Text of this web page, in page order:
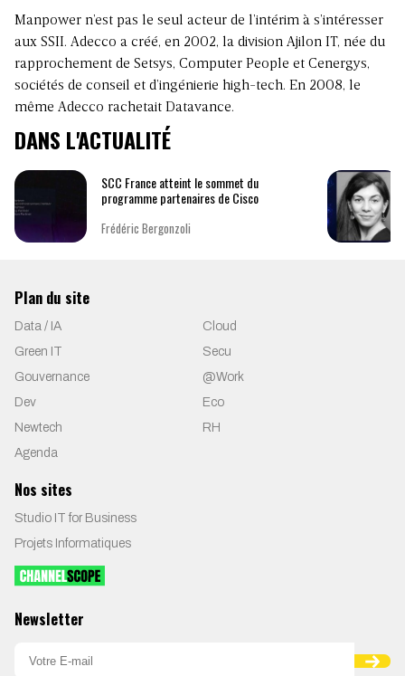
Manpower n’est pas le seul acteur de l’intérim à s’intéresser
aux SSII. Adecco a créé, en 2002, la division Ajilon IT, née du
rapprochement de Setsys, Computer People et Cenergys,
sociétés de conseil et d’ingénierie high-tech. En 2008, le
même Adecco rachetait Datavance.
DANS L'ACTUALITÉ
SCC France atteint le sommet du
programme partenaires de Cisco
Frédéric Bergonzoli
Plan du site
Data / IA
Cloud
Green IT
Secu
Gouvernance
@Work
Dev
Eco
Newtech
RH
Agenda
Nos sites
Studio IT for Business
Projets Informatiques
Newsletter